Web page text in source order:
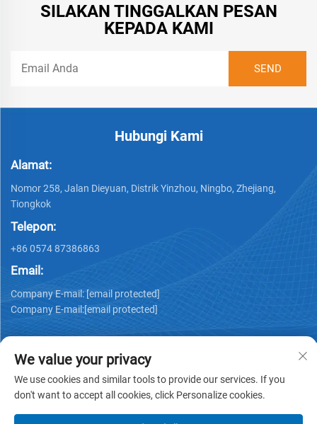
SILAKAN TINGGALKAN PESAN
KEPADA KAMI
Hubungi Kami
Alamat:
Nomor 258, Jalan Dieyuan, Distrik Yinzhou, Ningbo, Zhejiang,
Tiongkok
Telepon:
+86 0574 87386863
Email:
Company E-mail: [email protected]
Company E-mail:[email protected]
Kebijakan Privasi
We value your privacy
We use cookies and similar tools to provide our services. If you
don't want to accept all cookies, click Personalize cookies.